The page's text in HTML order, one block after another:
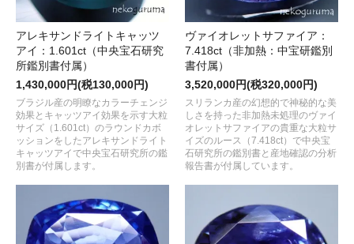
アレキサンドライトキャッツ
アイ：1.601ct（中央宝石研究
所鑑別書付属）
1,430,000円(税130,000円)
ブラジル産の明瞭なカラーチェンジ
効果とキャッツアイ効果を示す大粒
サイズ（1.601ct）のラウンドカボ
ッションをしたアレキサンドライト
キャッツアイで中央宝石研究所の鑑
別書が付属します。
ヴァイオレットサファイア：
7.418ct（非加熱：中宝研鑑別
書付属）
3,520,000円(税320,000円)
スリランカ産の幻想的で神秘的な美
しさを持った非加熱未処理のヴァイ
オレットサファイアの貴重な大粒サ
イズのルース（7.418ct）で中央宝
石研究所の鑑別書と産地確認の分析
報告書が付属しています。